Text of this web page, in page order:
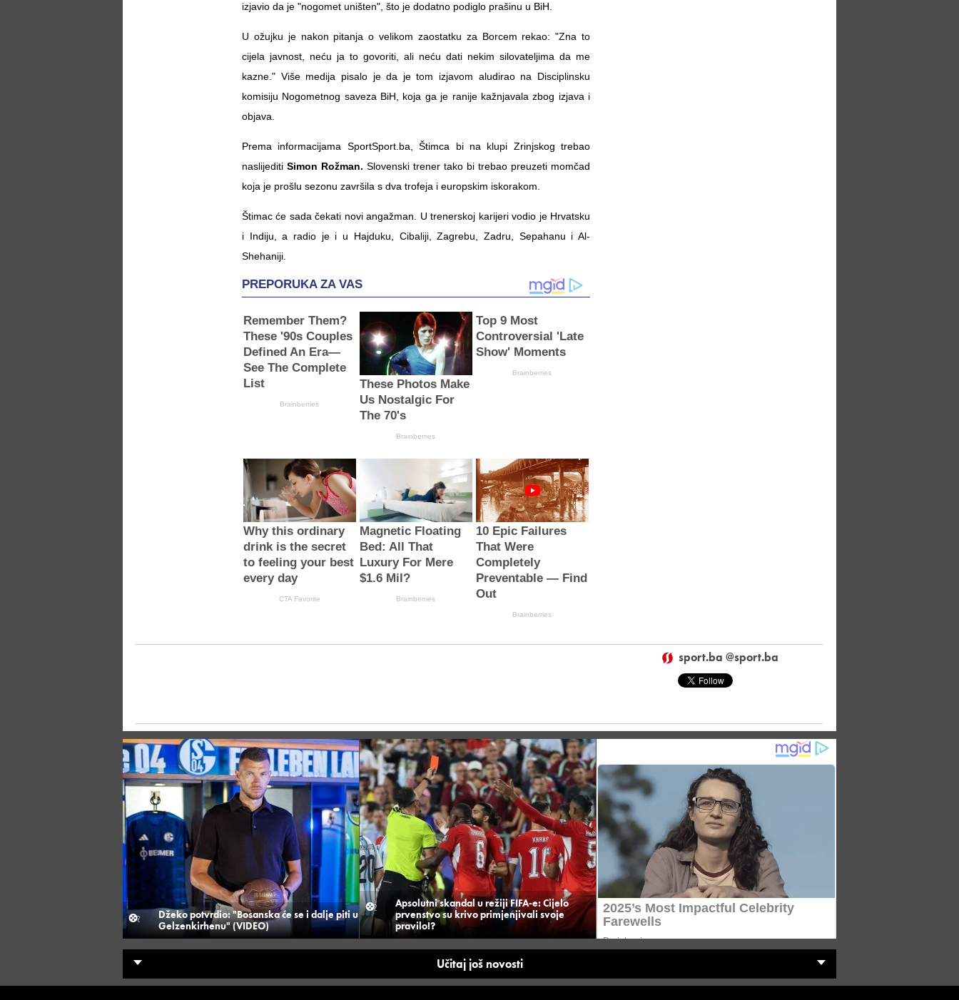
izjavio da je "nogomet uništen", što je dodatno podiglo prašinu u BiH.
U ožujku je nakon pitanja o velikom zaostatku za Borcem rekao: "Zna to
cijela javnost, neću ja to govoriti, ali neću dati nekim silovateljima da me
kazne." Više medija pisalo je da je tom izjavom aludirao na Disciplinsku
komisiju Nogometnog saveza BiH, koja ga je ranije kažnjavala zbog izjava i
objava.
Prema informacijama SportSport.ba, Štimca bi na klupi Zrinjskog trebao
naslijediti Simon Rožman. Slovenski trener tako bi trebao preuzeti momčad
koja je prošlu sezonu završila s dva trofeja i europskim iskorakom.
Štimac će sada čekati novi angažman. U trenerskoj karijeri vodio je Hrvatsku
i Indiju, a radio je i u Hajduku, Cibaliji, Zagrebu, Zadru, Sepahanu i Al-
Shehaniji.
sport.ba @sport.ba
Džeko potvrdio: "Bosanska će se i dalje piti u
Gelzenkirhenu" (VIDEO)
Apsolutni skandal u režiji FIFA-e: Cijelo
prvenstvo su krivo primjenjivali svoje
pravilo!?
Učitaj još novosti